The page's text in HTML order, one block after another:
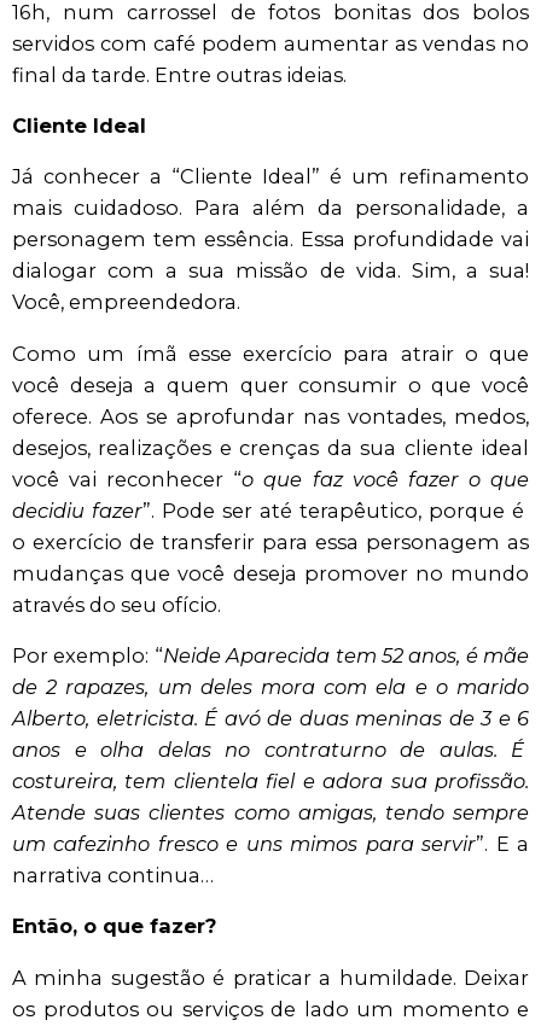
16h, num carrossel de fotos bonitas dos bolos
servidos com café podem aumentar as vendas no
final da tarde. Entre outras ideias.
Cliente Ideal
Já conhecer a “Cliente Ideal” é um refinamento
mais cuidadoso. Para além da personalidade, a
personagem tem essência. Essa profundidade vai
dialogar com a sua missão de vida. Sim, a sua!
Você, empreendedora.
Como um ímã esse exercício para atrair o que
você deseja a quem quer consumir o que você
oferece. Aos se aprofundar nas vontades, medos,
desejos, realizações e crenças da sua cliente ideal
você vai reconhecer “o que faz você fazer o que
decidiu fazer”. Pode ser até terapêutico, porque é
o exercício de transferir para essa personagem as
mudanças que você deseja promover no mundo
através do seu ofício.
Por exemplo: “Neide Aparecida tem 52 anos, é mãe
de 2 rapazes, um deles mora com ela e o marido
Alberto, eletricista. É avó de duas meninas de 3 e 6
anos e olha delas no contraturno de aulas. É
costureira, tem clientela fiel e adora sua profissão.
Atende suas clientes como amigas, tendo sempre
um cafezinho fresco e uns mimos para servir”. E a
narrativa continua…
Então, o que fazer?
A minha sugestão é praticar a humildade. Deixar
os produtos ou serviços de lado um momento e